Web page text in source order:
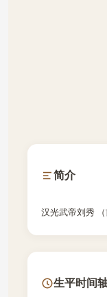
简介
汉光武帝刘秀
生平时间